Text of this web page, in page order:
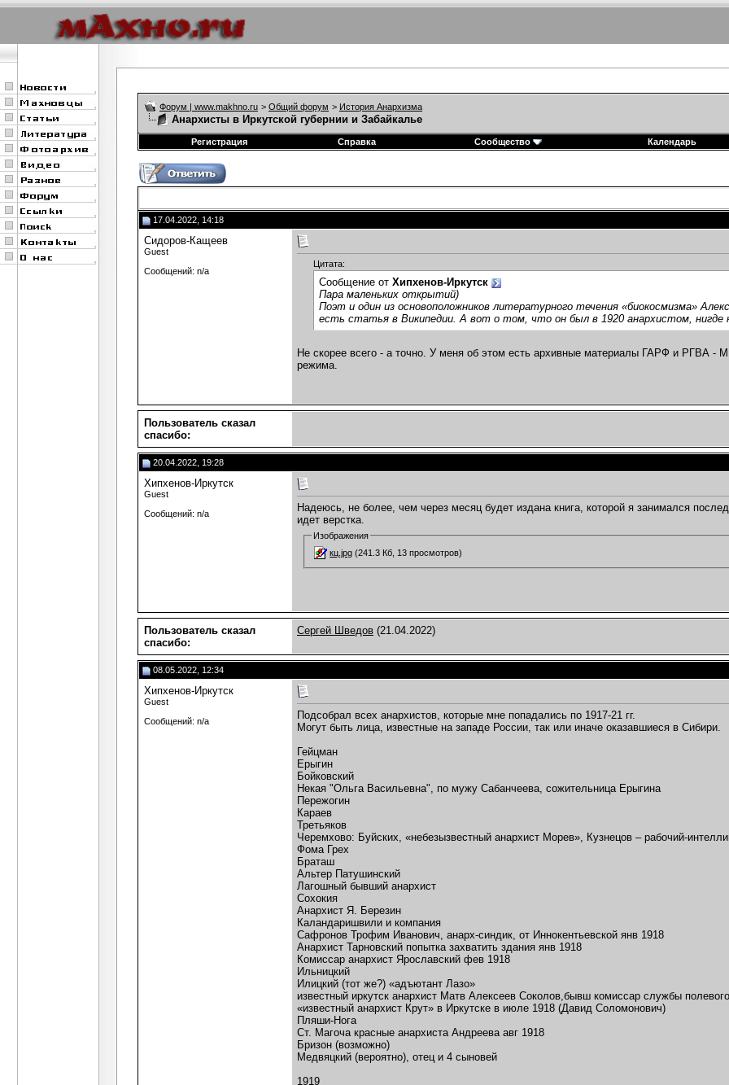
Форум | www.makhno.ru > Общий форум > История Анархизма
Анархисты в Иркутской губернии и Забайкалье
Регистрация Справка Сообщество Календарь
17.04.2022, 14:18
Сидоров-Кащеев
Guest
Сообщений: n/a
Цитата:
Сообщение от Хипхенов-Иркутск
Пара маленьких открытий)
Поэт и один из основоположников литературного течения «биокосмизма»
есть статья в Википедии. А вот о том, что он был в 1920 анархистом, нигде
Не скорее всего - а точно. У меня об этом есть архивные материалы ГАРФ и РГВА -
режима.
Пользователь сказал
cпасибо:
20.04.2022, 19:28
Хипхенов-Иркутск
Guest
Сообщений: n/a
Надеюсь, не более, чем через месяц будет издана книга, которой я занимался
идет верстка.
Изображения
кц.jpg (241.3 Кб, 13 просмотров)
Пользователь сказал
cпасибо:
Сергей Шведов (21.04.2022)
08.05.2022, 12:34
Хипхенов-Иркутск
Guest
Сообщений: n/a
Подсобрал всех анархистов, которые мне попадались по 1917-21 гг.
Могут быть лица, известные на западе России, так или иначе оказавшиеся в Сибири.
Гейцман
Ерыгин
Бойковский
Некая "Ольга Васильевна", по мужу Сабанчеева, сожительница Ерыгина
Пережогин
Караев
Третьяков
Черемхово: Буйских, «небезызвестный анархист Морев», Кузнецов – рабочий-
Фома Грех
Браташ
Альтер Патушинский
Лагошный бывший анархист
Сохокия
Анархист Я. Березин
Каландаришвили и компания
Сафронов Трофим Иванович, анарх-синдик, от Иннокентьевской янв 1918
Анархист Тарновский попытка захватить здания янв 1918
Комиссар анархист Ярославский фев 1918
Ильницкий
Илицкий (тот же?) «адъютант Лазо»
известный иркутск анархист Матв Алексеев Соколов,бывш комиссар службы
«известный анархист Крут» в Иркутске в июле 1918 (Давид Соломонович)
Пляши-Нога
Ст. Магоча красные анархиста Андреева авг 1918
Бризон (возможно)
Медвяцкий (вероятно), отец и 4 сыновей
1919